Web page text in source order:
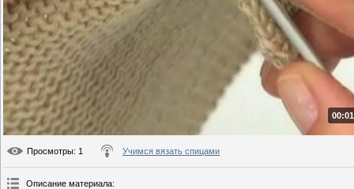
Просмотры: 1 Учимся вязать спицами
Описание материала: